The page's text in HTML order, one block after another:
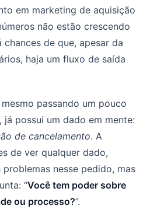
em marketing de aquisição
não estão crescendo
de que, apesar da
haja um fluxo de saída
passando um pouco
possui um dado em mente:
de cancelamento. A
de ver qualquer dado,
nesse pedido, mas
“Você tem poder sobre
ou processo?”.